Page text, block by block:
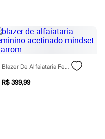
Blazer De Alfaiataria Feminino Acetinado Mindset Marrom
R$ 399,99